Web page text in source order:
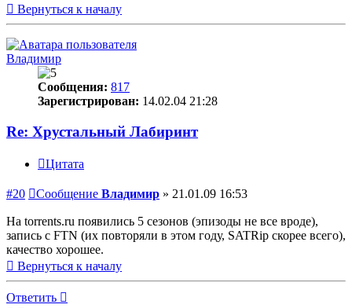
Вернуться к началу
Владимир
Сообщения: 817
Зарегистрирован: 14.02.04 21:28
Re: Хрустальный Лабиринт
Цитата
#20 Сообщение Владимир » 21.01.09 16:53
На torrents.ru появились 5 сезонов (эпизоды не все вроде),
запись с FTN (их повторяли в этом году, SATRip скорее всего),
качество хорошее.
Вернуться к началу
Ответить